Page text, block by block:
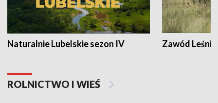
Naturalnie Lubelskie sezon IV Zawód Leśnik
ROLNICTWO I WIEŚ